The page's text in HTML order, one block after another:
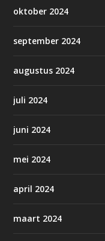
oktober 2024
september 2024
augustus 2024
juli 2024
juni 2024
mei 2024
april 2024
maart 2024